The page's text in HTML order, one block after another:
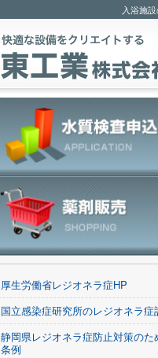
入浴施
厚生労働省レジオネラ症HP
国立感染症研究所のレジオネラ症
静岡県レジオネラ症防止対策のた
条例